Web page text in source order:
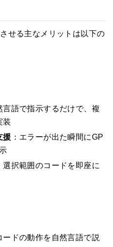
せる主なメリットは以下の
言語で指示するだけで、複
装
援 ：エラーが出た瞬間にGP
選択範囲のコードを即座に
ードの動作を自然言語で説